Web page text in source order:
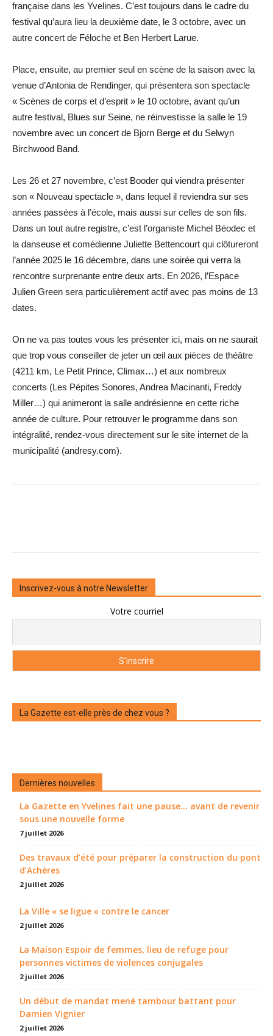
française dans les Yvelines. C’est toujours dans le cadre du
festival qu’aura lieu la deuxième date, le 3 octobre, avec un
autre concert de Féloche et Ben Herbert Larue.
Place, ensuite, au premier seul en scène de la saison avec la
venue d’Antonia de Rendinger, qui présentera son spectacle
« Scènes de corps et d’esprit » le 10 octobre, avant qu’un
autre festival, Blues sur Seine, ne réinvestisse la salle le 19
novembre avec un concert de Bjorn Berge et du Selwyn
Birchwood Band.
Les 26 et 27 novembre, c’est Booder qui viendra présenter
son « Nouveau spectacle », dans lequel il reviendra sur ses
années passées à l’école, mais aussi sur celles de son fils.
Dans un tout autre registre, c’est l’organiste Michel Béodec et
la danseuse et comédienne Juliette Bettencourt qui clôtureront
l’année 2025 le 16 décembre, dans une soirée qui verra la
rencontre surprenante entre deux arts. En 2026, l’Espace
Julien Green sera particulièrement actif avec pas moins de 13
dates.
On ne va pas toutes vous les présenter ici, mais on ne saurait
que trop vous conseiller de jeter un œil aux pièces de théâtre
(4211 km, Le Petit Prince, Climax…) et aux nombreux
concerts (Les Pépites Sonores, Andrea Macinanti, Freddy
Miller…) qui animeront la salle andrésienne en cette riche
année de culture. Pour retrouver le programme dans son
intégralité, rendez-vous directement sur le site internet de la
municipalité (andresy.com).
Inscrivez-vous à notre Newsletter
Votre courriel
La Gazette est-elle près de chez vous ?
Dernières nouvelles
La Gazette en Yvelines fait une pause... avant de revenir
sous une nouvelle forme
7 juillet 2026
Des travaux d’été pour préparer la construction du pont
d’Achères
2 juillet 2026
La Ville « se ligue » contre le cancer
2 juillet 2026
La Maison Espoir de femmes, lieu de refuge pour
personnes victimes de violences conjugales
2 juillet 2026
Un début de mandat mené tambour battant pour
Damien Vignier
2 juillet 2026